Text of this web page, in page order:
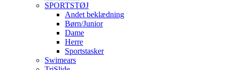
SPORTSTØJ
Andet beklædning
Børn/Junior
Dame
Herre
Sportstasker
Swimears